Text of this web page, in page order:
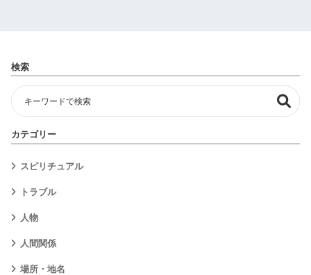
検索
カテゴリー
スピリチュアル
トラブル
人物
人間関係
場所・地名